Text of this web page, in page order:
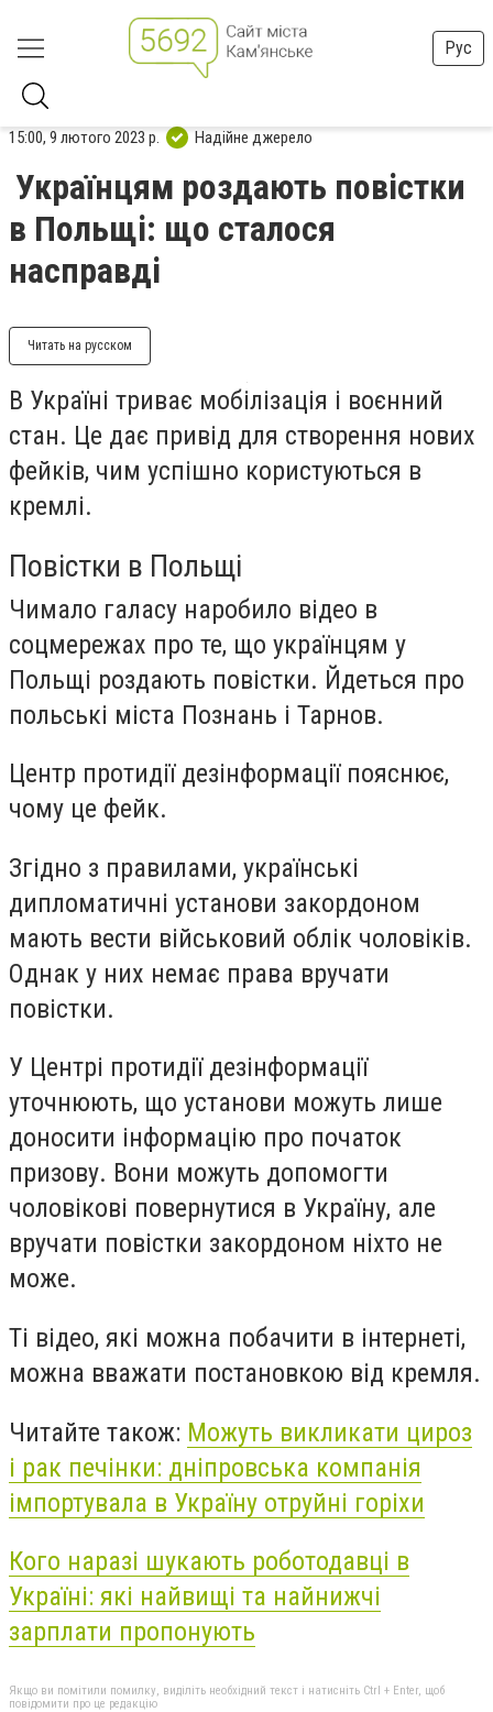
Рус
15:00, 9 лютого 2023 р. Надійне джерело
Українцям роздають повістки
в Польщі: що сталося
насправді
Читать на русском
В Україні триває мобілізація і воєнний
стан. Це дає привід для створення нових
фейків, чим успішно користуються в
кремлі.
Повістки в Польщі
Чимало галасу наробило відео в
соцмережах про те, що українцям у
Польщі роздають повістки. Йдеться про
польські міста Познань і Тарнов.
Центр протидії дезінформації пояснює,
чому це фейк.
Згідно з правилами, українські
дипломатичні установи закордоном
мають вести військовий облік чоловіків.
Однак у них немає права вручати
повістки.
У Центрі протидії дезінформації
уточнюють, що установи можуть лише
доносити інформацію про початок
призову. Вони можуть допомогти
чоловікові повернутися в Україну, але
вручати повістки закордоном ніхто не
може.
Ті відео, які можна побачити в інтернеті,
можна вважати постановкою від кремля.
Читайте також: Можуть викликати цироз
і рак печінки: дніпровська компанія
імпортувала в Україну отруйні горіхи
Кого наразі шукають роботодавці в
Україні: які найвищі та найнижчі
зарплати пропонують
Якщо ви помітили помилку, виділіть необхідний текст і натисніть Ctrl + Enter, щоб
повідомити про це редакцію